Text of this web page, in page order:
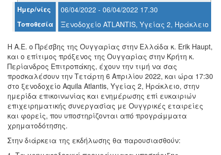
ΤΟΠΟΣ
ΜΑΣ
ΔΗΜΟΣ
ΠΟΛΙΤΙΣΜΟΣ
ΑΝΘΕΚΤΙΚΗ
ΠΟΛΗ
Ημερ/νίες 06/04/2022 - 06/04/2022 17.30
Τοποθεσία Ξενοδοχείο ATLANTIS, Υγείας 2, Ηράκλειο
H A.E. ο Πρέσβης της Ουγγαρίας στην Ελλάδα κ. Erik Haupt,
και ο επίτιμος πρόξενος της Ουγγαρίας στην Κρήτη κ.
Περίανδρος Επιτροπάκης, έχουν την τιμή να σας
προσκαλέσουν την Τετάρτη 6 Απριλίου 2022, και ώρα 17:30
στο ξενοδοχείο Aquila Atlantis, Υγείας 2, Ηράκλειο, στην
ημερίδα επικοινωνίας και ενημέρωσης επί ευκαιριών
επιχειρηματικής συνεργασίας με Ουγγρικές εταιρείες
και φορείς, που υποστηρίζονται από προγράμματα
χρηματοδότησης.
Στην διάρκεια της εκδήλωσης θα παρουσιασθούν: